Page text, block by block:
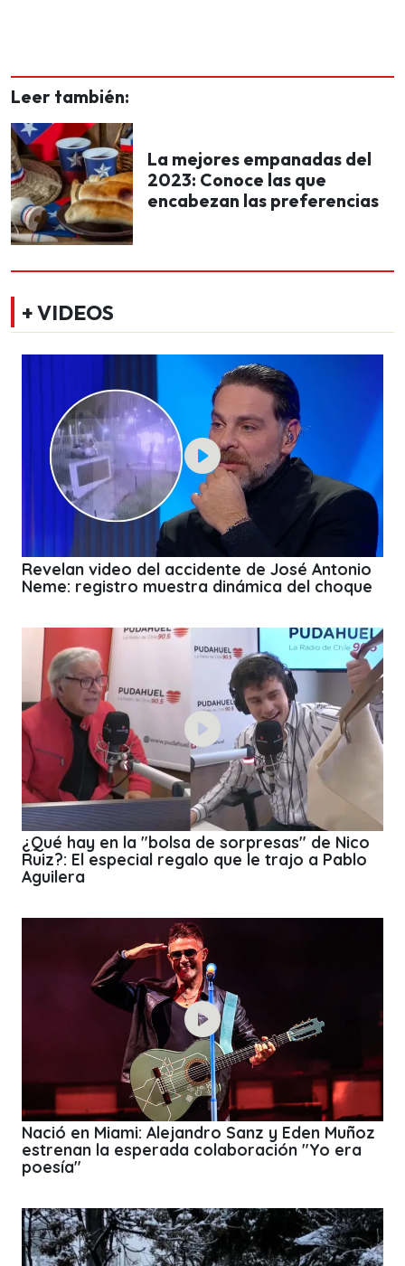
Leer también:
La mejores empanadas del
2023: Conoce las que
encabezan las preferencias
+ VIDEOS
Revelan video del accidente de José Antonio
Neme: registro muestra dinámica del choque
¿Qué hay en la "bolsa de sorpresas" de Nico
Ruiz?: El especial regalo que le trajo a Pablo
Aguilera
Nació en Miami: Alejandro Sanz y Eden Muñoz
estrenan la esperada colaboración "Yo era
poesía"